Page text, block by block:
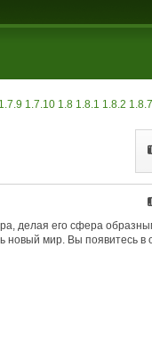
1.7.9 1.7.10 1.8 1.8.1 1.8.2 1.8.7
делая его сфера
новый мир. Вы появитесь